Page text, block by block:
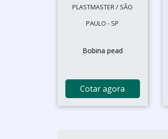
PLASTMASTER / SÃO
PAULO - SP
Bobina pead
Cotar agora